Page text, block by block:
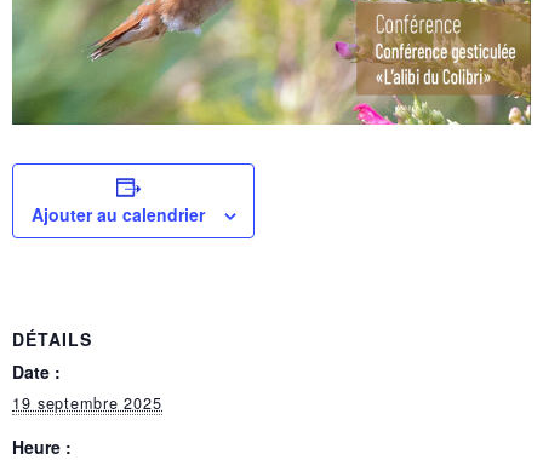
Ajouter au calendrier
DÉTAILS
Date :
19 septembre 2025
Heure :